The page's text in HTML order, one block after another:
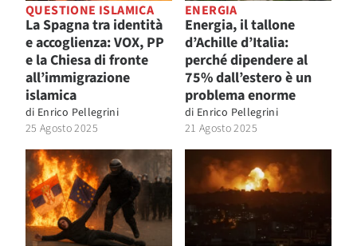
QUESTIONE ISLAMICA
La Spagna tra identità
e accoglienza: VOX, PP
e la Chiesa di fronte
all’immigrazione
islamica
di Enrico Pellegrini
25 Agosto 2025
ENERGIA
Energia, il tallone
d’Achille d’Italia:
perché dipendere al
75% dall’estero è un
problema enorme
di Enrico Pellegrini
21 Agosto 2025